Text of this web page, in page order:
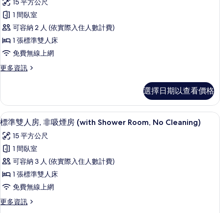
的
所
有
相
片
(Japanese
Western,
with
Shower
Room)
的
詳
情
標
準
單
人
非
煙
房
(with
Shower
Room)
的
所
有
相
15 平方公尺
1 間臥室
可容納 2 人 (依實際入住人數計費)
1 張標準雙人床
免費無線上網
更多資訊
更
單
人
房,
吸
煙
房
(with
Shower
Room)
的
詳
選擇日期以查看價格
顯
示
標
準
雙
人
非
9
標準雙人房, 非吸煙房 (with Shower Room, No Cleaning)
15 平方公尺
1 間臥室
可容納 3 人 (依實際入住人數計費)
1 張標準雙人床
免費無線上網
更多資訊
更